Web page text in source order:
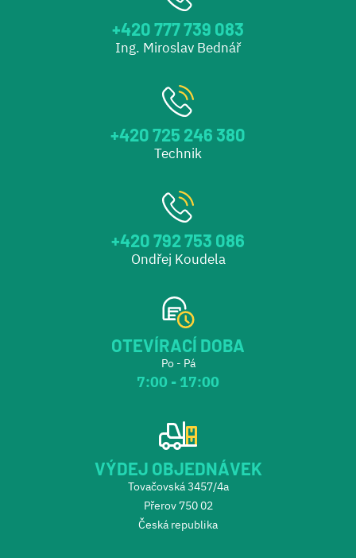
+420 777 739 083
Ing. Miroslav Bednář
+420 725 246 380
Technik
+420 792 753 086
Ondřej Koudela
OTEVÍRACÍ DOBA
Po - Pá
7:00 - 17:00
VÝDEJ OBJEDNÁVEK
Tovačovská 3457/4a
Přerov 750 02
Česká republika